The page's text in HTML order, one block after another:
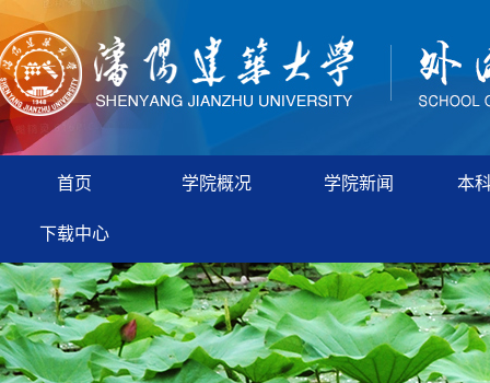
首页 学院概况 学院新闻 本
下载中心